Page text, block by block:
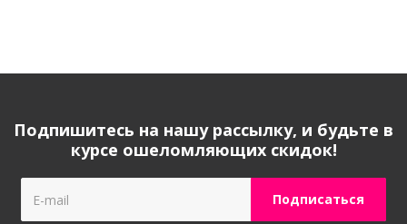
Подпишитесь на нашу рассылку, и будьте в
курсе ошеломляющих скидок!